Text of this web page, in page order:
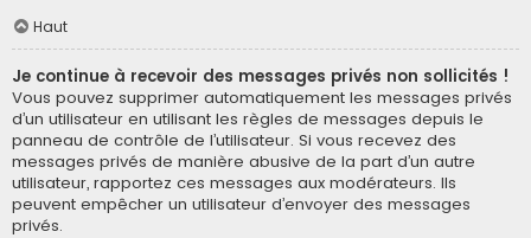
Haut
Je continue à recevoir des messages privés non sollicités !
Vous pouvez supprimer automatiquement les messages privés
d’un utilisateur en utilisant les règles de messages depuis le
panneau de contrôle de l’utilisateur. Si vous recevez des
messages privés de manière abusive de la part d’un autre
utilisateur, rapportez ces messages aux modérateurs. Ils
peuvent empêcher un utilisateur d’envoyer des messages
privés.